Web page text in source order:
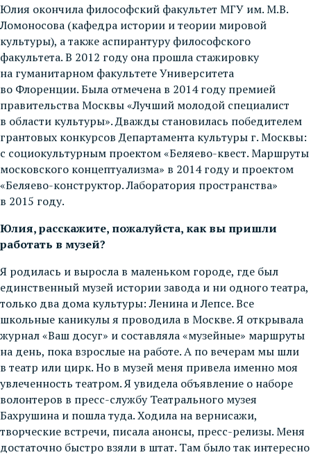
Юлия окончила философский факультет МГУ им. М.В.
Ломоносова (кафедра истории и теории мировой
культуры), а также аспирантуру философского
факультета. В 2012 году она прошла стажировку
на гуманитарном факультете Университета
во Флоренции. Была отмечена в 2014 году премией
правительства Москвы «Лучший молодой специалист
в области культуры». Дважды становилась победителем
грантовых конкурсов Департамента культуры г. Москвы:
с социокультурным проектом «Беляево-квест. Маршруты
московского концептуализма» в 2014 году и проектом
«Беляево-конструктор. Лаборатория пространства»
в 2015 году.
Юлия, расскажите, пожалуйста, как вы пришли
работать в музей?
Я родилась и выросла в маленьком городе, где был
единственный музей истории завода и ни одного театра,
только два дома культуры: Ленина и Лепсе. Все
школьные каникулы я проводила в Москве. Я открывала
журнал «Ваш досуг» и составляла «музейные» маршруты
на день, пока взрослые на работе. А по вечерам мы шли
в театр или цирк. Но в музей меня привела именно моя
увлеченность театром. Я увидела объявление о наборе
волонтеров в пресс-службу Театрального музея
Бахрушина и пошла туда. Ходила на вернисажи,
творческие встречи, писала анонсы, пресс-релизы. Меня
достаточно быстро взяли в штат. Там было так интересно